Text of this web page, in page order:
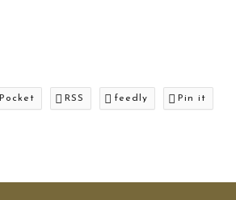
Pocket RSS feedly Pin it